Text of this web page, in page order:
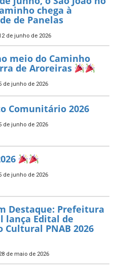
chega à
de Panelas
de junho de 2026
meio do Caminho
de Aroreiras
de junho de 2026
Comunitário 2026
de junho de 2026
de junho de 2026
Destaque: Prefeitura
lança Edital de
Cultural PNAB 2026
de maio de 2026